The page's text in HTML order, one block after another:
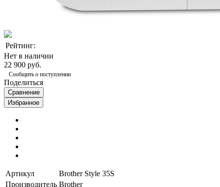
Рейтинг:
Нет в наличии
22 900 руб.
Сообщить о поступлении
Поделиться
Сравнение
Избранное
Артикул
Brother Style 35S
Производитель Brother